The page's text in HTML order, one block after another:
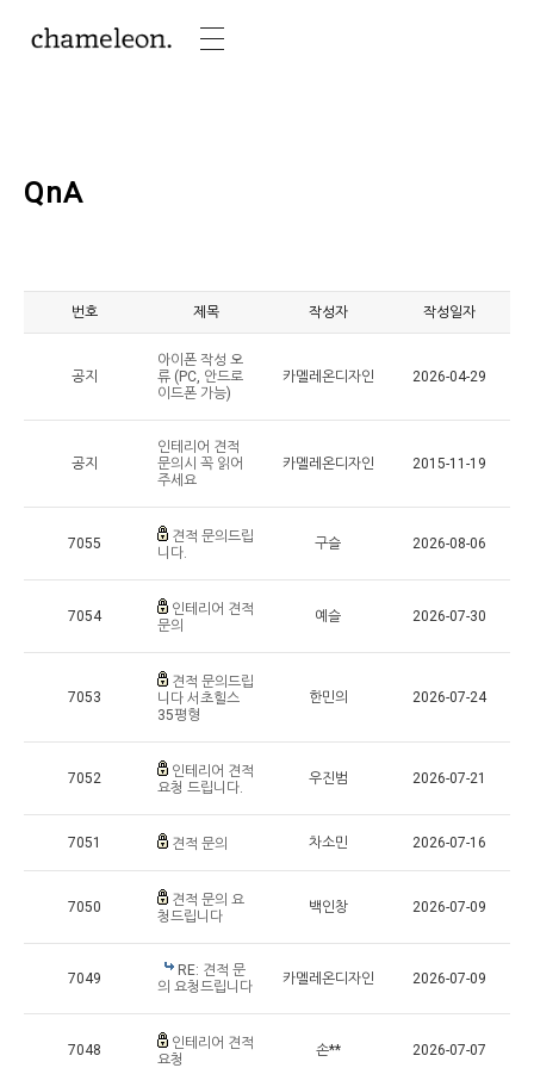
QnA
번호 제목 작성자 작성일자
공지
아이폰 작성 오
류 (PC, 안드로
이드폰 가능)
카멜레온디자인 2026-04-29
공지
인테리어 견적
문의시 꼭 읽어
주세요
카멜레온디자인 2015-11-19
7055
견적 문의드립
니다.
구슬 2026-08-06
7054
인테리어 견적
문의
예슬 2026-07-30
7053
견적 문의드립
니다 서초힐스
35평형
한민의 2026-07-24
7052
인테리어 견적
요청 드립니다.
우진범 2026-07-21
7051 견적 문의 차소민 2026-07-16
7050
견적 문의 요
청드립니다
백인창 2026-07-09
7049
RE: 견적 문
의 요청드립니다
카멜레온디자인 2026-07-09
7048
인테리어 견적
요청
손** 2026-07-07